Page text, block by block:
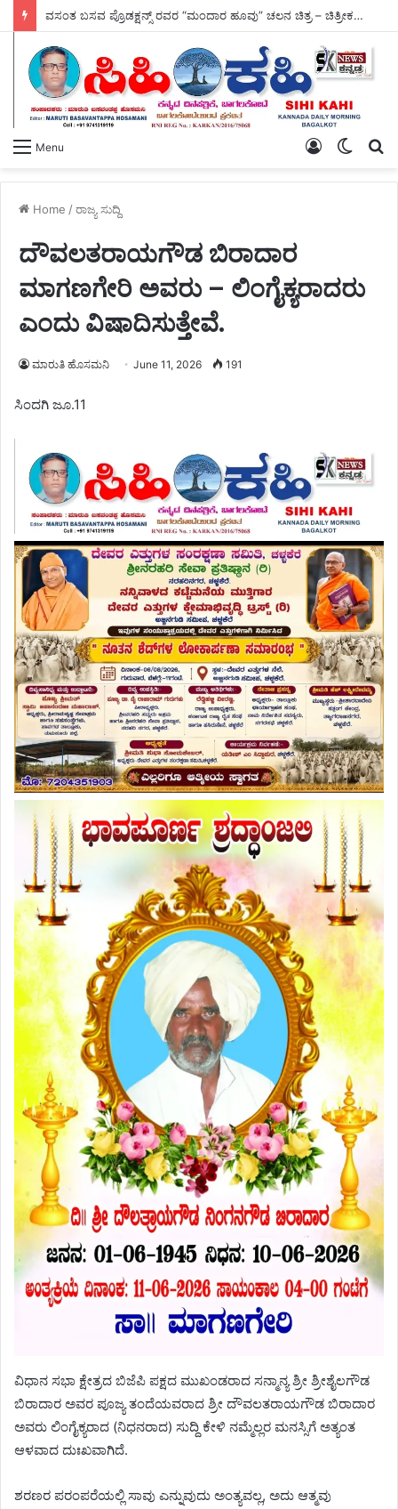
ವಸಂತ ಬಸವ ಪ್ರೊಡಕ್ಷನ್ಸ್ ರವರ “ಮಂದಾರ ಹೂವು” ಚಲನ ಚಿತ್ರ – ಚಿತ್ರೀಕರಣ ಆರಂಭ.
Menu
Switch
Log
Home /ರಾಜ್ಯ ಸುದ್ದಿ
ದೌವಲತರಾಯಗೌಡ ಬಿರಾದಾರ
ಮಾಗಣಗೇರಿ ಅವರು – ಲಿಂಗೈಕ್ಯರಾದರು
ಎಂದು ವಿಷಾದಿಸುತ್ತೇವೆ.
ಮಾರುತಿ ಹೊಸಮನಿ June 11, 2026 191
ಸಿಂದಗಿ ಜೂ.11
ವಿಧಾನ ಸಭಾ ಕ್ಷೇತ್ರದ ಬಿಜೆಪಿ ಪಕ್ಷದ ಮುಖಂಡರಾದ ಸನ್ಮಾನ್ಯ ಶ್ರೀ ಶ್ರೀಶೈಲಗೌಡ
ಬಿರಾದಾರ ಅವರ ಪೂಜ್ಯ ತಂದೆಯವರಾದ ಶ್ರೀ ದೌವಲತರಾಯಗೌಡ ಬಿರಾದಾರ
ಅವರು ಲಿಂಗೈಕ್ಯರಾದ (ನಿಧನರಾದ) ಸುದ್ದಿ ಕೇಳಿ ನಮ್ಮೆಲ್ಲರ ಮನಸ್ಸಿಗೆ ಅತ್ಯಂತ
ಆಳವಾದ ದುಃಖವಾಗಿದೆ.
ಶರಣರ ಪರಂಪರೆಯಲ್ಲಿ ಸಾವು ಎನ್ನುವುದು ಅಂತ್ಯವಲ್ಲ, ಅದು ಆತ್ಮವು